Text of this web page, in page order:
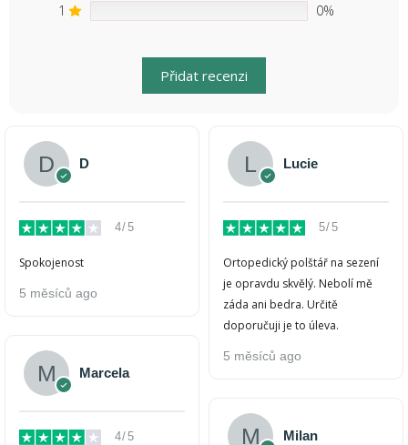
1
0%
Přidat recenzi
D
4/5
Spokojenost
5 měsíců ago
Marcela
4/5
Lucie
5/5
Ortopedický polštář na sezení
je opravdu skvělý. Nebolí mě
záda ani bedra. Určitě
doporučuji je to úleva.
5 měsíců ago
Milan